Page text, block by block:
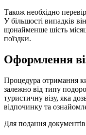
Також необхідно
У більшості випадків
щонайменше шість
поїздки.
Оформлення
Процедура отримання
залежно від типу
туристичну візу, яка
відпочинку та
Для подання документів